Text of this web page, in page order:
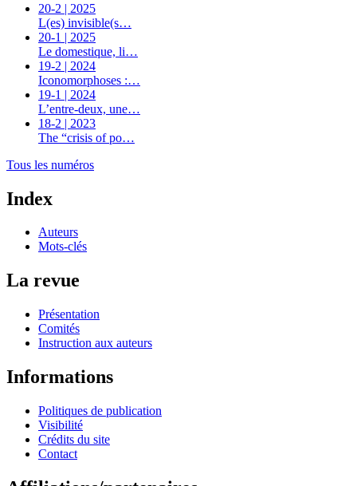
20-2 | 2025
L(es) invisible(s…
20-1 | 2025
Le domestique, li…
19-2 | 2024
Iconomorphoses :…
19-1 | 2024
L’entre-deux, une…
18-2 | 2023
The “crisis of po…
Tous les numéros
Index
Auteurs
Mots-clés
La revue
Présentation
Comités
Instruction aux auteurs
Informations
Politiques de publication
Visibilité
Crédits du site
Contact